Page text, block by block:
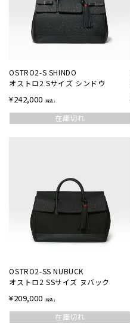
OSTRO2-S SHINDO
オストロ2 Sサイズ シンドウ
¥242,000
在庫切れ
OSTRO2-SS NUBUCK
オストロ2 SSサイズ ヌバック
¥209,000
在庫切れ